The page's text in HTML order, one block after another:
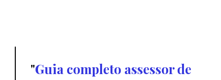
Guia completo assessor de